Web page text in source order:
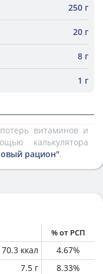
250 г
20 г
8 г
1 г
витаминов и
калькулятора
рацион".
% от РСП
70.3 ккал 4.67%
7.5 г 8.33%